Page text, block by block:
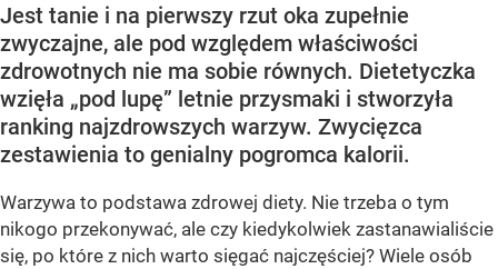
Jest tanie i na pierwszy rzut oka zupełnie
zwyczajne, ale pod względem właściwości
zdrowotnych nie ma sobie równych. Dietetyczka
wzięła „pod lupę” letnie przysmaki i stworzyła
ranking najzdrowszych warzyw. Zwycięzca
zestawienia to genialny pogromca kalorii.
Warzywa to podstawa zdrowej diety. Nie trzeba o tym
nikogo przekonywać, ale czy kiedykolwiek zastanawialiście
się, po które z nich warto sięgać najczęściej? Wiele osób